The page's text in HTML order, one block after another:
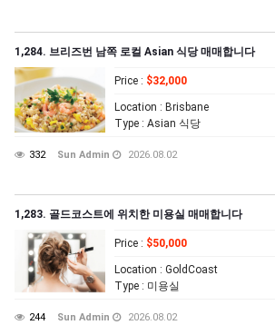
1,284. 브리즈번 남쪽 로컬 Asian 식당 매매합니다
Price : $32,000
Location : Brisbane
Type : Asian 식당
332 Sun Admin 2026.08.02
1,283. 골드코스트에 위치한 미용실 매매합니다
Price : $50,000
Location : GoldCoast
Type : 미용실
244 Sun Admin 2026.08.02